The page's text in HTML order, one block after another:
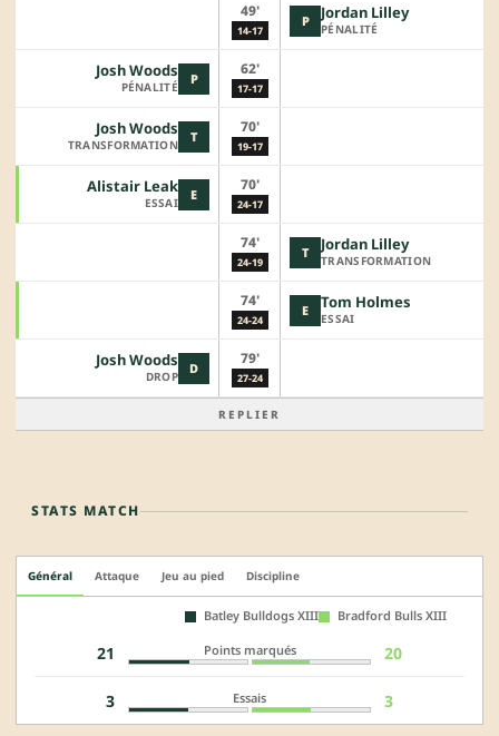
49'
14-17
P Jordan Lilley
PÉNALITÉ
P
Josh Woods
PÉNALITÉ
62'
17-17
T
Josh Woods
TRANSFORMATION
70'
19-17
E
Alistair Leak
ESSAI
70'
24-17
74'
24-19
T Jordan Lilley
TRANSFORMATION
74'
24-24
E Tom Holmes
ESSAI
D
Josh Woods
DROP
79'
27-24
REPLIER
STATS MATCH
Général Attaque Jeu au pied Discipline
Batley Bulldogs XIII Bradford Bulls XIII
21 Points marqués 20
3 Essais 3